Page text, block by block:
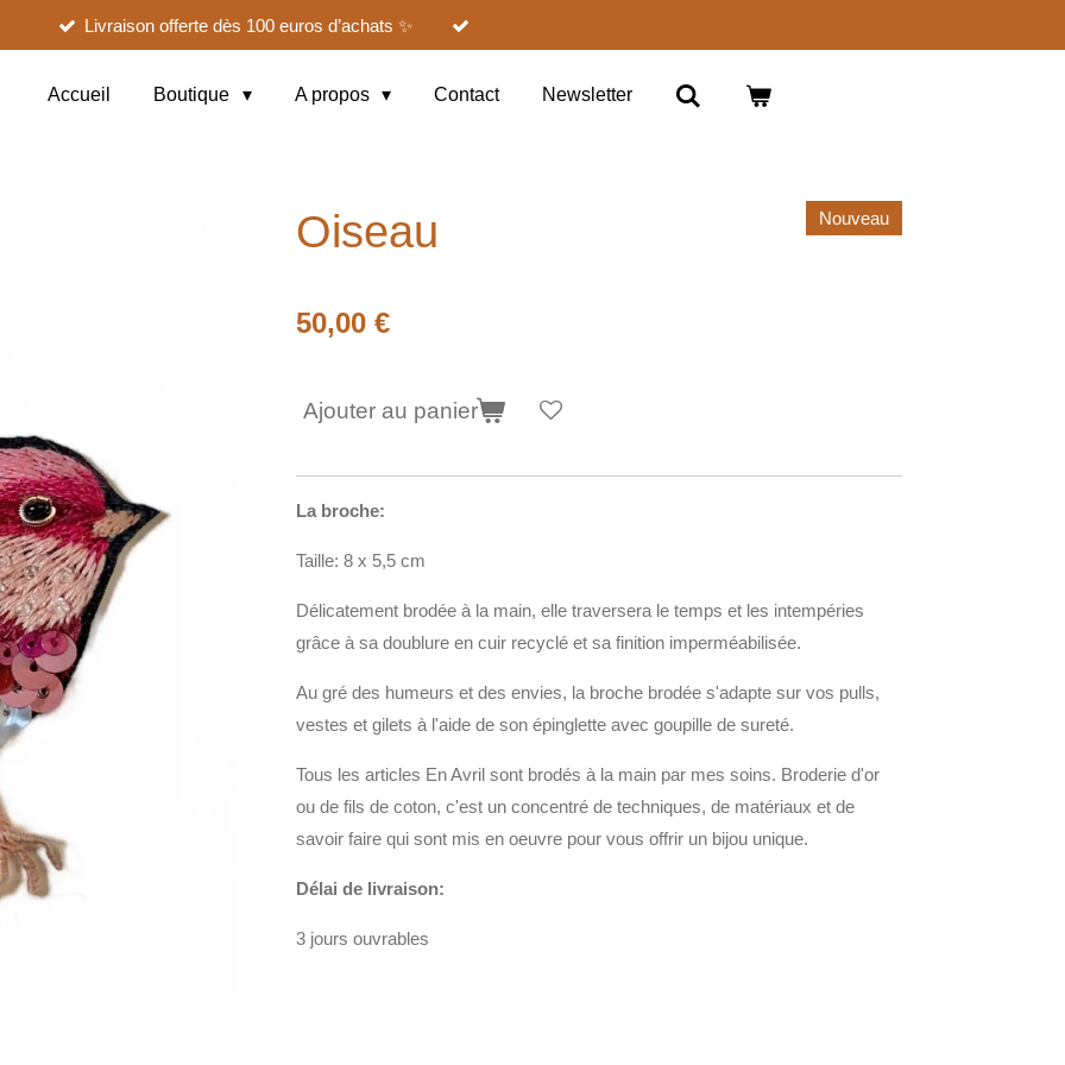
Livraison offerte dès 100 euros d’achats ✨
Accueil Boutique A propos Contact Newsletter
Oiseau Nouveau
50,00 €
Ajouter au panier
La broche:
Taille: 8 x 5,5 cm
Délicatement brodée à la main, elle traversera le temps et les intempéries
grâce à sa doublure en cuir recyclé et sa finition imperméabilisée.
Au gré des humeurs et des envies, la broche brodée s'adapte sur vos pulls,
vestes et gilets à l'aide de son épinglette avec goupille de sureté.
Tous les articles En Avril sont brodés à la main par mes soins. Broderie d'or
ou de fils de coton, c'est un concentré de techniques, de matériaux et de
savoir faire qui sont mis en oeuvre pour vous offrir un bijou unique.
Délai de livraison:
3 jours ouvrables